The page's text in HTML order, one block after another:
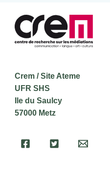
Crem / Site Ateme
UFR SHS
Ile du Saulcy
57000 Metz